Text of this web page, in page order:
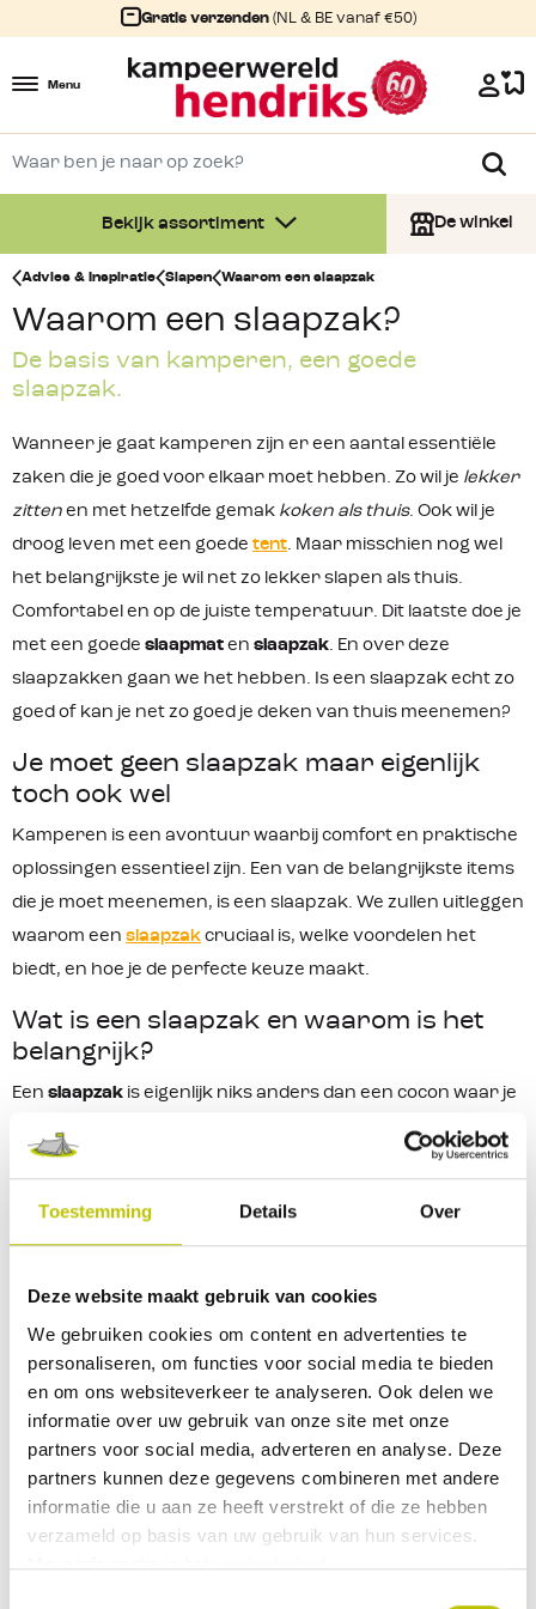
Toestemming Details Over
Deze website maakt gebruik van cookies
We gebruiken cookies om content en advertenties te
personaliseren, om functies voor social media te bieden
en om ons websiteverkeer te analyseren. Ook delen we
informatie over uw gebruik van onze site met onze
partners voor social media, adverteren en analyse. Deze
partners kunnen deze gegevens combineren met andere
informatie die u aan ze heeft verstrekt of die ze hebben
verzameld op basis van uw gebruik van hun services.
Meer informatie in hetcookiebeleid.
Gratis verzenden (NL & BE vanaf €50)
Menu
Bekijk assortiment De winkel
Advies & Inspiratie Slapen Waarom een slaapzak
Waarom een slaapzak?
De basis van kamperen, een goede
slaapzak.
Wanneer je gaat kamperen zijn er een aantal essentiële
zaken die je goed voor elkaar moet hebben. Zo wil je lekker
zitten en met hetzelfde gemak koken als thuis. Ook wil je
droog leven met een goede tent. Maar misschien nog wel
het belangrijkste je wil net zo lekker slapen als thuis.
Comfortabel en op de juiste temperatuur. Dit laatste doe je
met een goede slaapmat en slaapzak. En over deze
slaapzakken gaan we het hebben. Is een slaapzak echt zo
goed of kan je net zo goed je deken van thuis meenemen?
Je moet geen slaapzak maar eigenlijk
toch ook wel
Kamperen is een avontuur waarbij comfort en praktische
oplossingen essentieel zijn. Een van de belangrijkste items
die je moet meenemen, is een slaapzak. We zullen uitleggen
waarom een slaapzak cruciaal is, welke voordelen het
biedt, en hoe je de perfecte keuze maakt.
Wat is een slaapzak en waarom is het
belangrijk?
Een slaapzak is eigenlijk niks anders dan een cocon waar je
heerlijk in kan slapen. Anders dan de meeste mensen denk
is een slaapzak niet iets dat je warm maakt, maar een
warmt een slaapzak van binnen op en de isolerende
beter een slaapzak kan isoleren des te beter kan deze de
warmte vasthouden.
Wat maakt een slaapzak anders dan
gewone dekens?
Een gewone deken biedt misschien wat warmte, maar een
slaapzakisoleert beter doordat het je lichaam omsluit en
warmteverlies minimaliseert. Slapen in